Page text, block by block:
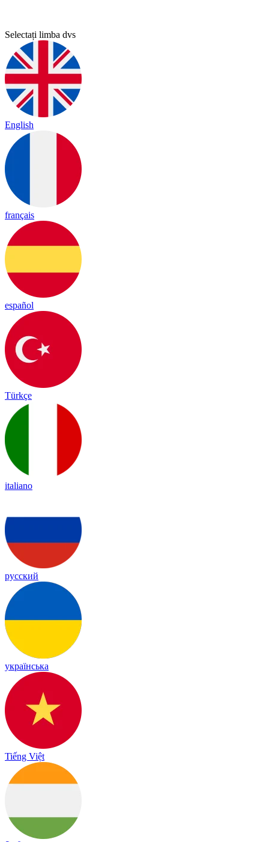
Selectați limba dvs
English
français
español
Türkçe
italiano
русский
українська
Tiếng Việt